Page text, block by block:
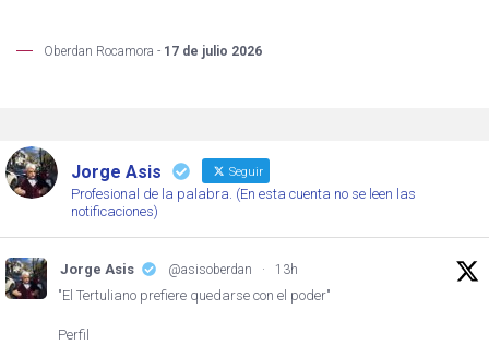
Oberdan Rocamora - 17 de julio 2026
Jorge Asis Seguir
Profesional de la palabra. (En esta cuenta no se leen las
notificaciones)
Jorge Asis @asisoberdan · 13h
"El Tertuliano prefiere quedarse con el poder"
Perfil